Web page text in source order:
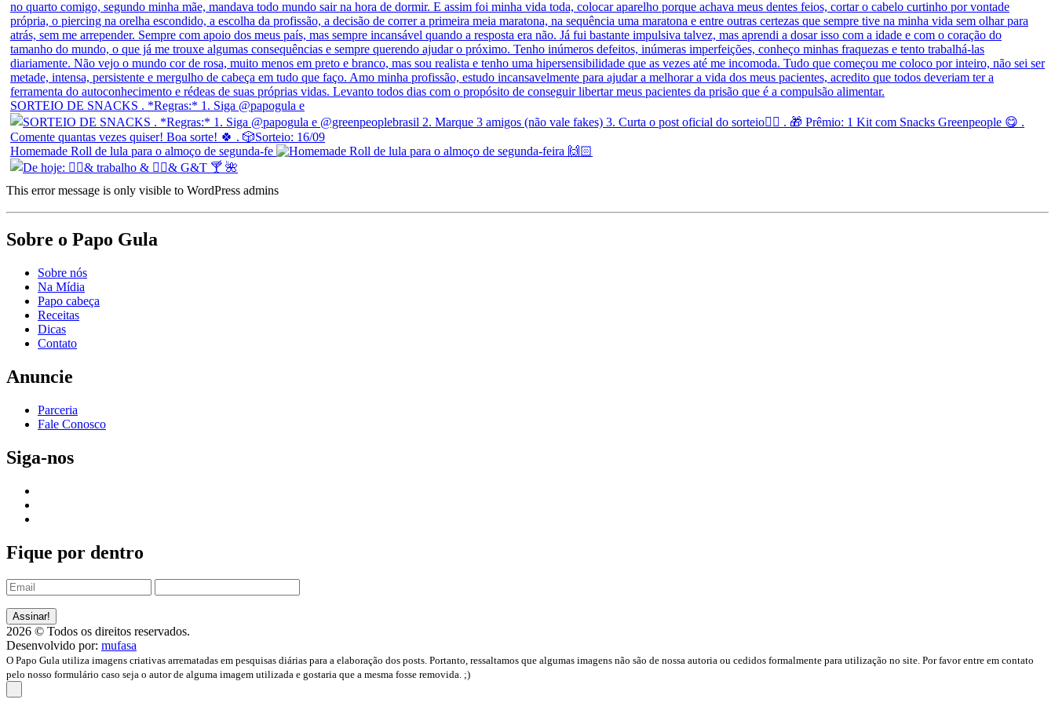
SORTEIO DE SNACKS . *Regras:* 1. Siga @papogula e
Homemade Roll de lula para o almoço de segunda-fe
This error message is only visible to WordPress admins
Sobre o Papo Gula
Sobre nós
Na Mídia
Papo cabeça
Receitas
Dicas
Contato
Anuncie
Parceria
Fale Conosco
Siga-nos
Fique por dentro
2026 © Todos os direitos reservados.
Desenvolvido por: mufasa
O Papo Gula utiliza imagens criativas arrematadas em pesquisas diárias para a elaboração dos posts. Portanto, ressaltamos que algumas imagens não são de nossa autoria ou cedidos formalmente para utilização no site. Por favor entre em contato
pelo nosso formulário caso seja o autor de alguma imagem utilizada e gostaria que a mesma fosse removida. ;)